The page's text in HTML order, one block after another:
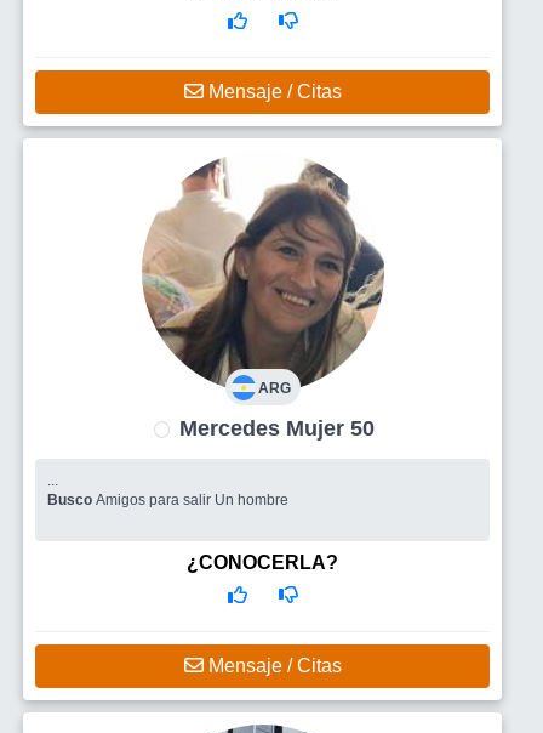
Mensaje / Citas
ARG
Mercedes Mujer 50
Busco
Amigos para salir Un hombre
¿CONOCERLA?
Mensaje / Citas